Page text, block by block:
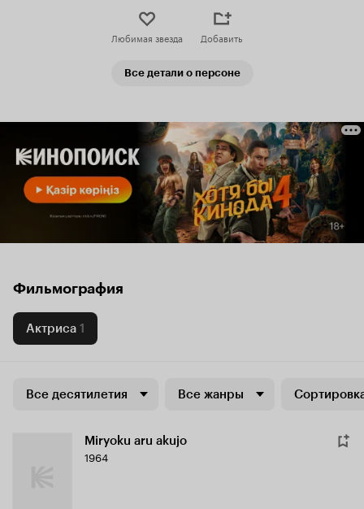
Любимая звезда Добавить
Все детали о персоне
Фильмография
Актриса 1
Все десятилетия Все жанры
Miryoku aru akujo
1964